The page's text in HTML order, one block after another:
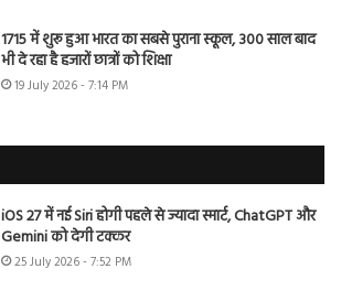
1715 में शुरू हुआ भारत का सबसे पुराना स्कूल, 300 साल बाद
भी दे रहा है हजारों छात्रों को शिक्षा
19 July 2026 - 7:14 PM
iOS 27 में नई Siri होगी पहले से ज्यादा स्मार्ट, ChatGPT और
Gemini को देगी टक्कर
25 July 2026 - 7:52 PM